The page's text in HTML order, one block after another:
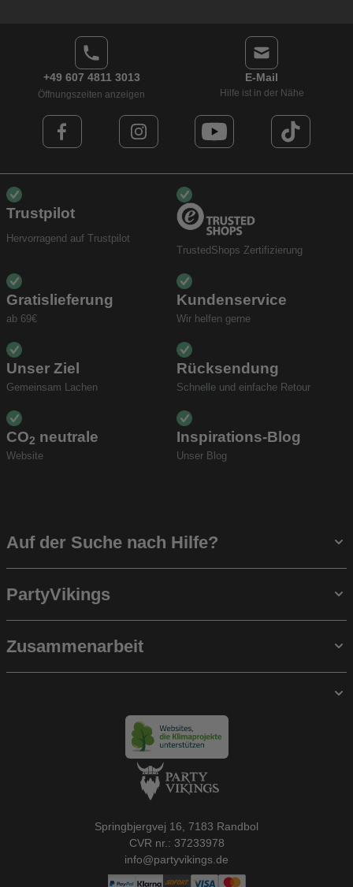
+49 607 4811 3013
Öffnungszeiten anzeigen
E-Mail
Hilfe ist in der Nähe
Trustpilot
Hervorragend auf Trustpilot
TrustedShops Zertifizierung
Gratislieferung
ab 69€
Kundenservice
Wir helfen gerne
Unser Ziel
Gemeinsam Lachen
Rücksendung
Schnelle und einfache Retour
CO2 neutrale
Website
Inspirations-Blog
Unser Blog
Auf der Suche nach Hilfe?
PartyVikings
Zusammenarbeit
Springbjergvej 16, 7183 Randbol
CVR nr.: 37233978
info@partyvikings.de